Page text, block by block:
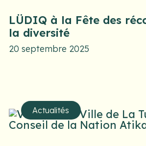
LÜDIQ à la Fête des
la diversité
20 septembre 2025
Actualités